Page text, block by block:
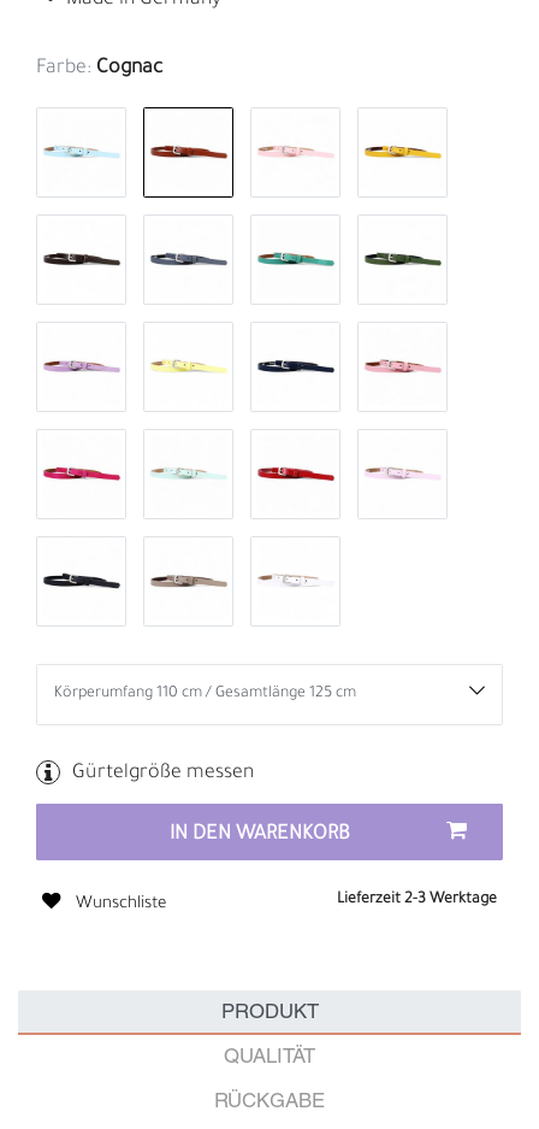
Farbe: Cognac
Gürtelgröße messen
IN DEN WARENKORB
Wunschliste Lieferzeit 2-3 Werktage
PRODUKT
QUALITÄT
RÜCKGABE